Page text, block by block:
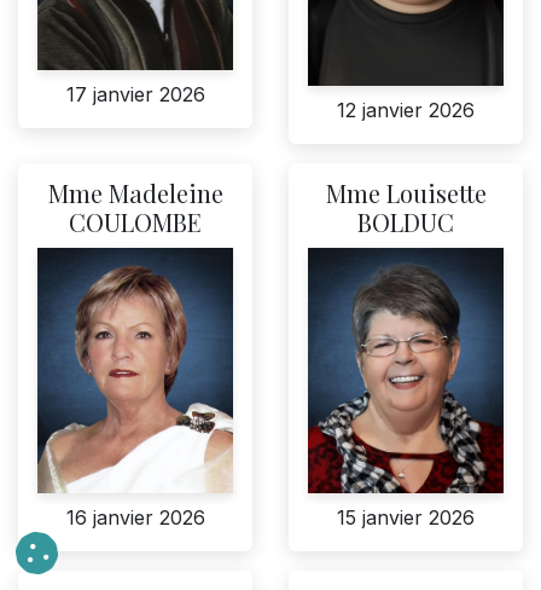
17 janvier 2026
12 janvier 2026
Mme Madeleine
COULOMBE
16 janvier 2026
Mme Louisette
BOLDUC
15 janvier 2026